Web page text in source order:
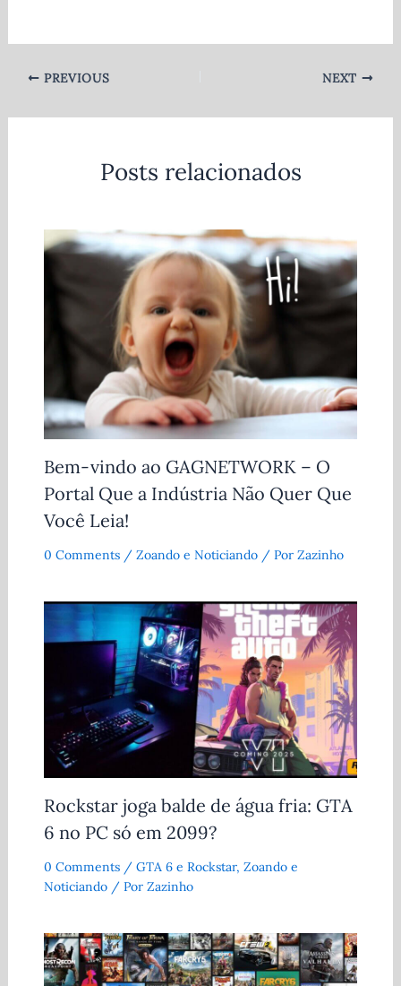
PREVIOUS NEXT
Posts relacionados
Bem-vindo ao GAGNETWORK – O
Portal Que a Indústria Não Quer Que
Você Leia!
0 Comments / Zoando e Noticiando/ Por Zazinho
Rockstar joga balde de água fria: GTA
6 no PC só em 2099?
0 Comments / GTA 6 e Rockstar, Zoando e
Noticiando/ Por Zazinho